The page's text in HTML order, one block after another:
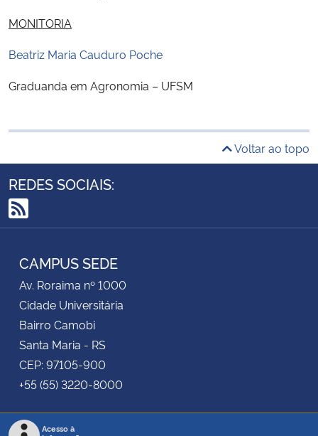
MONITORIA
Beatriz Maria Cauduro Poche
Graduanda em Agronomia – UFSM
Voltar ao topo
REDES SOCIAIS:
RSS
CAMPUS SEDE
Av. Roraima nº 1000
Cidade Universitária
Bairro Camobi
Santa Maria - RS
CEP: 97105-900
+55 (55) 3220-8000
Acesso à